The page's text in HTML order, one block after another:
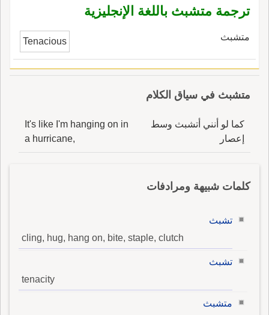
ترجمة متشبث باللغة الإنجليزية
متشبث Tenacious
متشبث في سياق الكلام
كما لو أنني أتشبث وسط
إعصار
It's like I'm hanging on in
a hurricane,
كلمات شبيهة ومرادفات
تشبث
cling, hug, hang on, bite, staple, clutch
تشبث
tenacity
متشبث